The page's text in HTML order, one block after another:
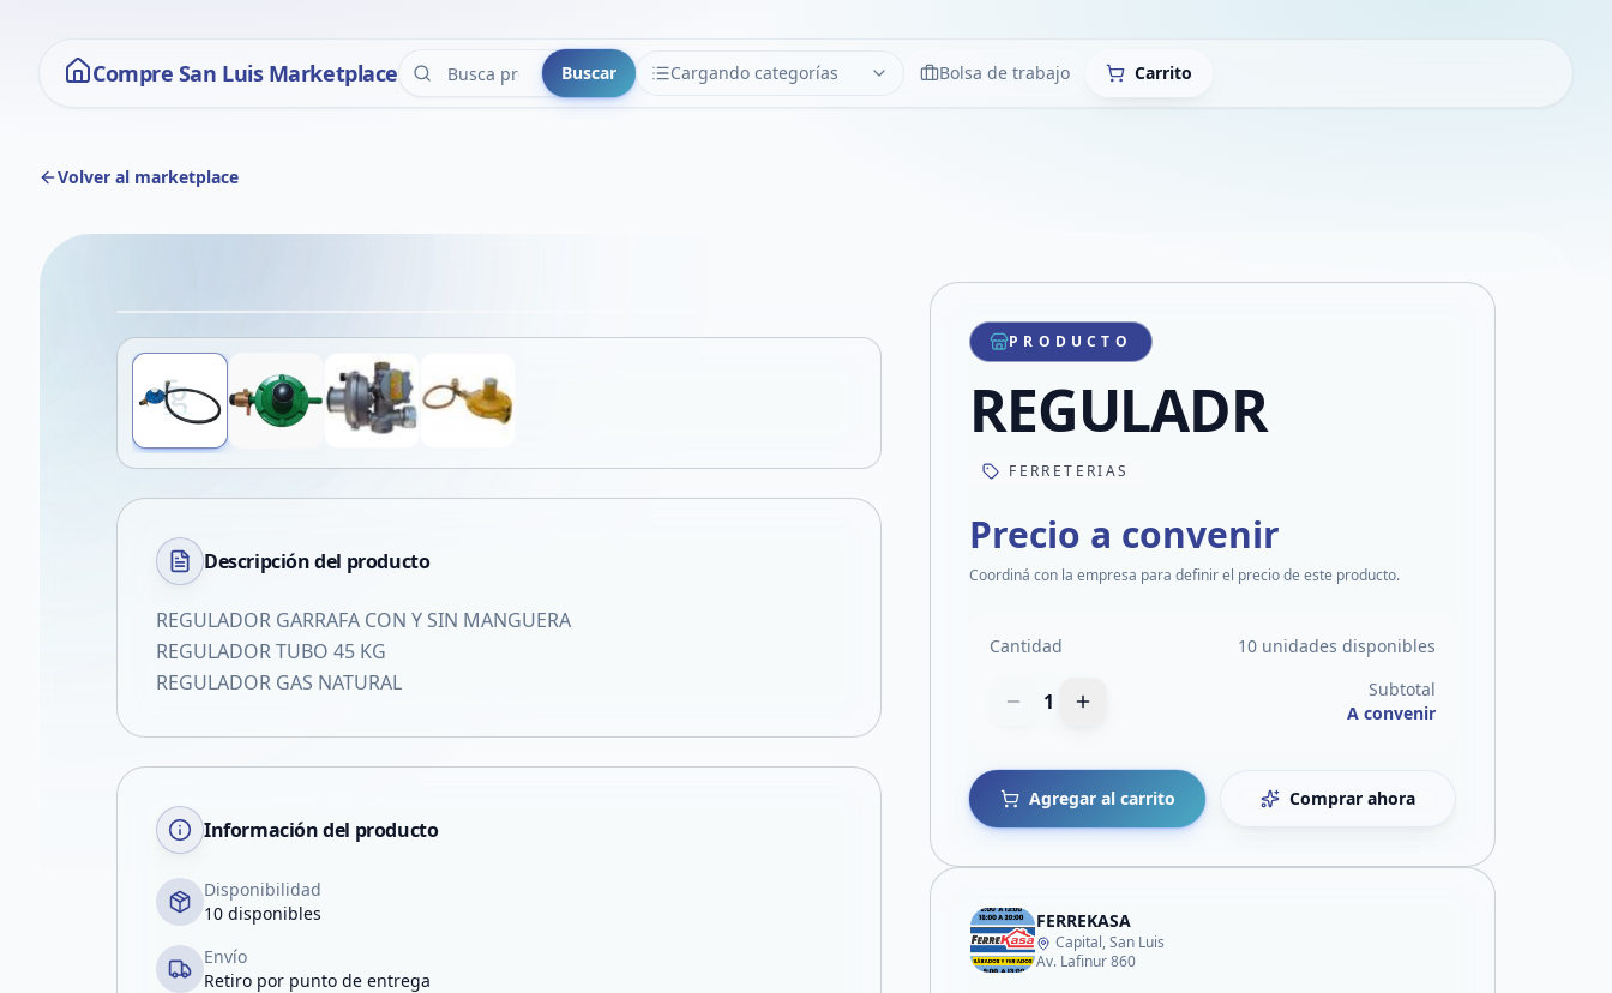
Compre San Luis Marketplace Buscar Cargando categorías
CATEGORÍAS LimpiarBolsa de trabajo Carrito
Volver al marketplace
Compartir producto
Compartir por WhatsApp
Compartir por mail
Compartir en Facebook
Compartir en X
Descripción del producto
REGULADOR GARRAFA CON Y SIN MANGUERA
REGULADOR TUBO 45 KG
REGULADOR GAS NATURAL
Información del producto
Disponibilidad
10 disponibles
Envío
Retiro por punto de entrega
PRODUCTO
REGULADR
FERRETERIAS
Precio a convenir
Coordiná con la empresa para definir el precio de este producto.
Cantidad 10 unidades disponibles
1
Subtotal
A convenir
Agregar al carrito Comprar ahora
FERREKASA
Capital, San Luis
Av. Lafinur 860